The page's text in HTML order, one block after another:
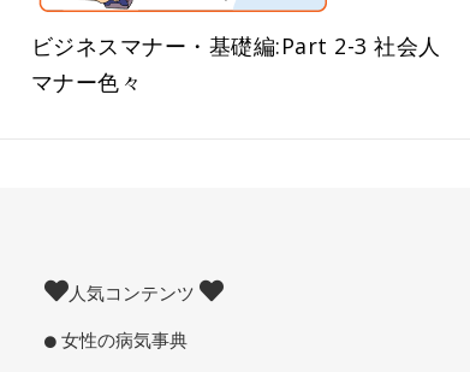
ビジネスマナー・基礎編:Part 2-3 社会人
マナー色々
人気コンテンツ
女性の病気事典